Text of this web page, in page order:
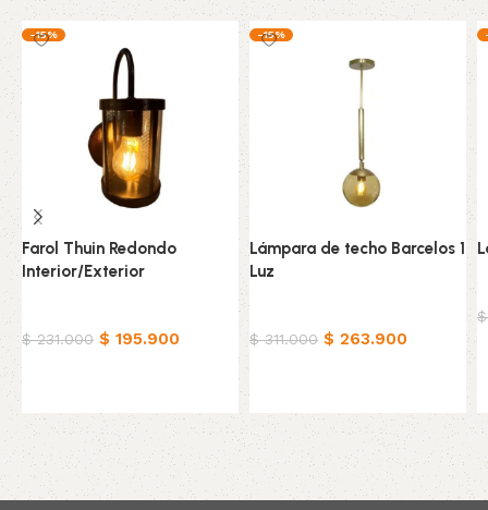
-15%
Farol Thuin Redondo
Interior/Exterior
$231.000 $ 195.900
-15%
Lámpara de techo Barcelos 1
Luz
$311.000 $ 263.900
$
Read More